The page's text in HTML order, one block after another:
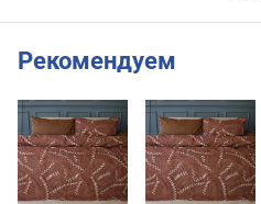
Рекомендуем